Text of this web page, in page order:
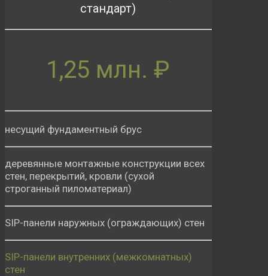
стандарт)
1,25 млн. ₽
несущий фундаментный брус
деревянные монтажные конструкции всех
стен, перекрытий, кровли (сухой
строганный пиломатериал)
SIP-панели наружных (ограждающих) стен
SIP-панели внутренних (межкомнатных)
стен